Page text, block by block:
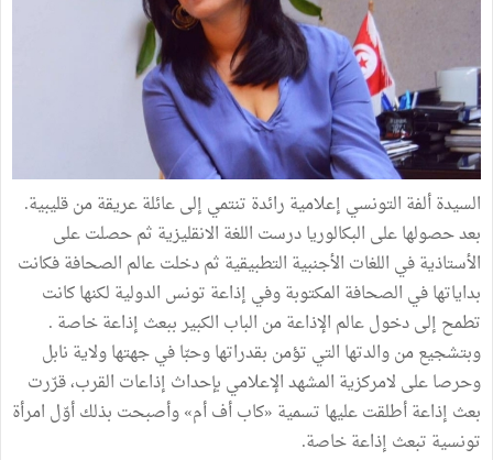
السيدة ألفة التونسي إعلامية رائدة تنتمي إلى عائلة عريقة من قليبية.
بعد حصولها على البكالوريا درست اللغة الانقليزية ثم حصلت على
الأستاذية في اللغات الأجنبية التطبيقية ثم دخلت عالم الصحافة فكانت
بداياتها في الصحافة المكتوبة وفي إذاعة تونس الدولية لكنها كانت
تطمح إلى دخول عالم الإذاعة من الباب الكبير ببعث إذاعة خاصة .
وبتشجيع من والدتها التي تؤمن بقدراتها وحبّا في جهتها ولاية نابل
وحرصا على لامركزية المشهد الإعلامي بإحداث إذاعات القرب، قرّرت
بعث إذاعة أطلقت عليها تسمية «كاب أف أم» وأصبحت بذلك أوّل امرأة
تونسية تبعث إذاعة خاصة.